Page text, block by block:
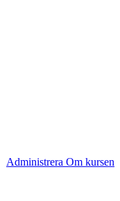
Administrera Om kursen